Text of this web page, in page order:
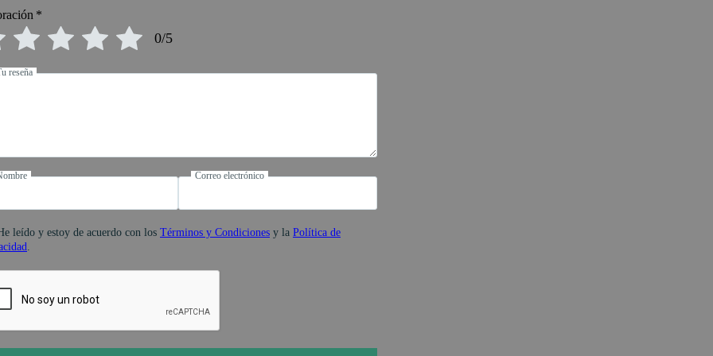
*
0/5
reseña
Correo electrónico
leído y estoy de acuerdo con los Términos y Condiciones y la Política de